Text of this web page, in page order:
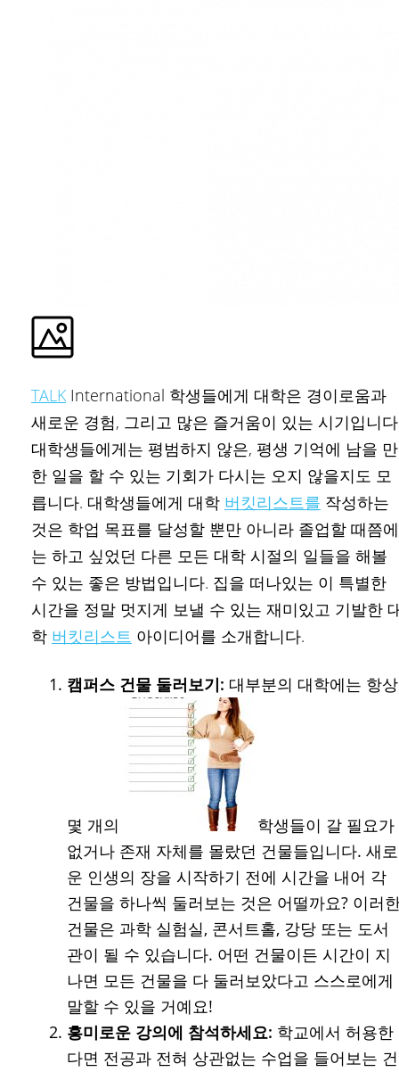
TALKInternational 학생들에게 대학은 경이로움과
새로운 경험, 그리고 많은 즐거움이 있는 시기입니
대학생들에게는 평범하지 않은, 평생 기억에 남을 만
한 일을 할 수 있는 기회가 다시는 오지 않을지도 모
릅니다. 대학생들에게 대학 버킷리스트를 작성하는
것은 학업 목표를 달성할 뿐만 아니라 졸업할 때쯤에
는 하고 싶었던 다른 모든 대학 시절의 일들을 해볼
수 있는 좋은 방법입니다. 집을 떠나있는 이 특별한
시간을 정말 멋지게 보낼 수 있는 재미있고 기발한
학 버킷리스트 아이디어를 소개합니다.
캠퍼스 건물 둘러보기: 대부분의 대학에는 항상
몇 개의
학생들이 갈 필요가
없거나 존재 자체를 몰랐던 건물들입니다. 새로
운 인생의 장을 시작하기 전에 시간을 내어 각
건물을 하나씩 둘러보는 것은 어떨까요? 이러
건물은 과학 실험실, 콘서트홀, 강당 또는 도서
관이 될 수 있습니다. 어떤 건물이든 시간이 지
나면 모든 건물을 다 둘러보았다고 스스로에게
말할 수 있을 거예요!
흥미로운 강의에 참석하세요: 학교에서 허용한
다면 전공과 전혀 상관없는 수업을 들어보는 건